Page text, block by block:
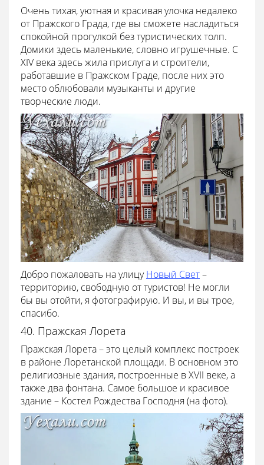
Очень тихая, уютная и красивая улочка недалеко
от Пражского Града, где вы сможете насладиться
спокойной прогулкой без туристических толп.
Домики здесь маленькие, словно игрушечные. С
XIV века здесь жила прислуга и строители,
работавшие в Пражском Граде, после них это
место облюбовали музыканты и другие
творческие люди.
Добро пожаловать на улицуНовый Свет–
территорию, свободную от туристов! Не могли
бы вы отойти, я фотографирую. И вы, и вы трое,
спасибо.
40. Пражская Лорета
Пражская Лорета – это целый комплекс построек
в районе Лоретанской площади. В основном это
религиозные здания, построенные в XVII веке, а
также два фонтана. Самое большое и красивое
здание – Костел Рождества Господня (на фото).